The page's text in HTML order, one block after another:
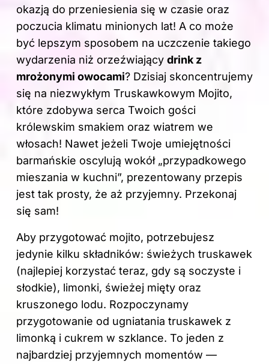
okazją do przeniesienia się w czasie oraz
poczucia klimatu minionych lat! A co może
być lepszym sposobem na uczczenie takiego
wydarzenia niż orzeźwiający drink z
mrożonymi owocami? Dzisiaj skoncentrujemy
się na niezwykłym Truskawkowym Mojito,
które zdobywa serca Twoich gości
królewskim smakiem oraz wiatrem we
włosach! Nawet jeżeli Twoje umiejętności
barmańskie oscylują wokół „przypadkowego
mieszania w kuchni”, prezentowany przepis
jest tak prosty, że aż przyjemny. Przekonaj
się sam!
Aby przygotować mojito, potrzebujesz
jedynie kilku składników: świeżych truskawek
(najlepiej korzystać teraz, gdy są soczyste i
słodkie), limonki, świeżej mięty oraz
kruszonego lodu. Rozpoczynamy
przygotowanie od ugniatania truskawek z
limonką i cukrem w szklance. To jeden z
najbardziej przyjemnych momentów —